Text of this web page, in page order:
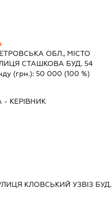
ОБЛ., МІСТО
СТАШКОВА БУД. 54
(грн.):50 000 (100 %)
- КЕРІВНИК
КЛОВСЬКИЙ УЗВІЗ БУД.